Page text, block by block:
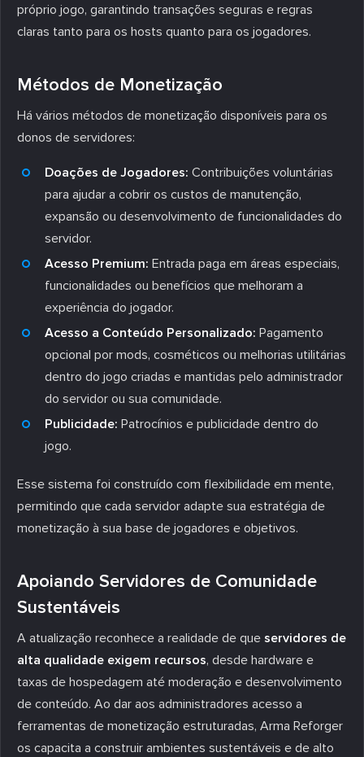
próprio jogo, garantindo transações seguras e regras
claras tanto para os hosts quanto para os jogadores.
Métodos de Monetização
Há vários métodos de monetização disponíveis para os
donos de servidores:
Doações de Jogadores: Contribuições voluntárias
para ajudar a cobrir os custos de manutenção,
expansão ou desenvolvimento de funcionalidades do
servidor.
Acesso Premium: Entrada paga em áreas especiais,
funcionalidades ou benefícios que melhoram a
experiência do jogador.
Acesso a Conteúdo Personalizado: Pagamento
opcional por mods, cosméticos ou melhorias utilitárias
dentro do jogo criadas e mantidas pelo administrador
do servidor ou sua comunidade.
Publicidade: Patrocínios e publicidade dentro do
jogo.
Esse sistema foi construído com flexibilidade em mente,
permitindo que cada servidor adapte sua estratégia de
monetização à sua base de jogadores e objetivos.
Apoiando Servidores de Comunidade
Sustentáveis
A atualização reconhece a realidade de que servidores de
alta qualidade exigem recursos, desde hardware e
taxas de hospedagem até moderação e desenvolvimento
de conteúdo. Ao dar aos administradores acesso a
ferramentas de monetização estruturadas, Arma Reforger
os capacita a construir ambientes sustentáveis e de alto